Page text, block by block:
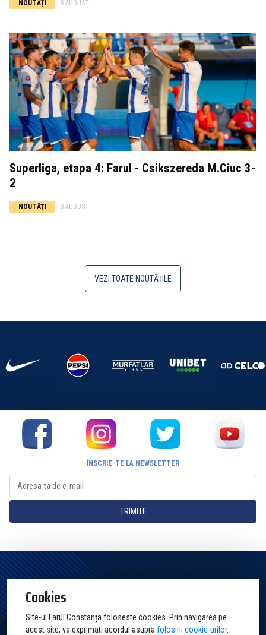
NOUTĂȚI 8 AUGUST
Superliga, etapa 4: Farul - Csikszereda M.Ciuc 3-
2
NOUTĂȚI 8 AUGUST
VEZI TOATE NOUTĂȚILE
ÎNSCRIE-TE LA NEWSLETTER
TRIMITE
Cookies
Site-ul Farul Constanța foloseste cookies. Prin navigarea pe
acest site, va exprimati acordul asuprafolosirii cookie-urilor.